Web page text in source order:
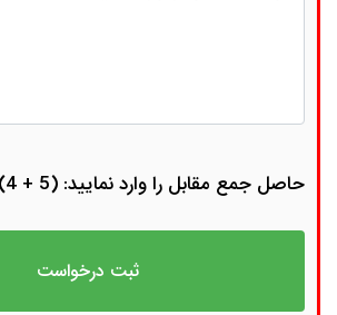
حاصل جمع مقابل را وارد نمایید: (5 + 4)